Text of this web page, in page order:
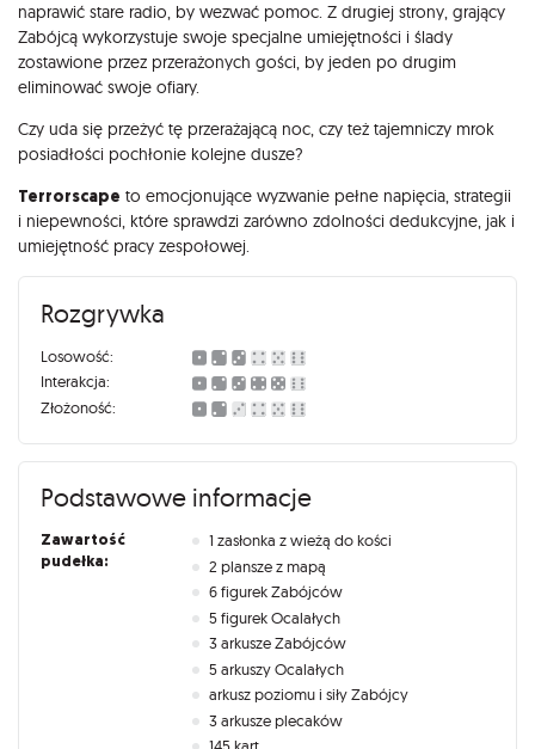
naprawić stare radio, by wezwać pomoc. Z drugiej strony, grający
Zabójcą wykorzystuje swoje specjalne umiejętności i ślady
zostawione przez przerażonych gości, by jeden po drugim
eliminować swoje ofiary.
Czy uda się przeżyć tę przerażającą noc, czy też tajemniczy mrok
posiadłości pochłonie kolejne dusze?
Terrorscape to emocjonujące wyzwanie pełne napięcia, strategii
i niepewności, które sprawdzi zarówno zdolności dedukcyjne, jak i
umiejętność pracy zespołowej.
Rozgrywka
Losowość:
Interakcja:
Złożoność:
Podstawowe informacje
Zawartość
pudełka:
1 zasłonka z wieżą do kości
2 plansze z mapą
6 figurek Zabójców
5 figurek Ocalałych
3 arkusze Zabójców
5 arkuszy Ocalałych
arkusz poziomu i siły Zabójcy
3 arkusze plecaków